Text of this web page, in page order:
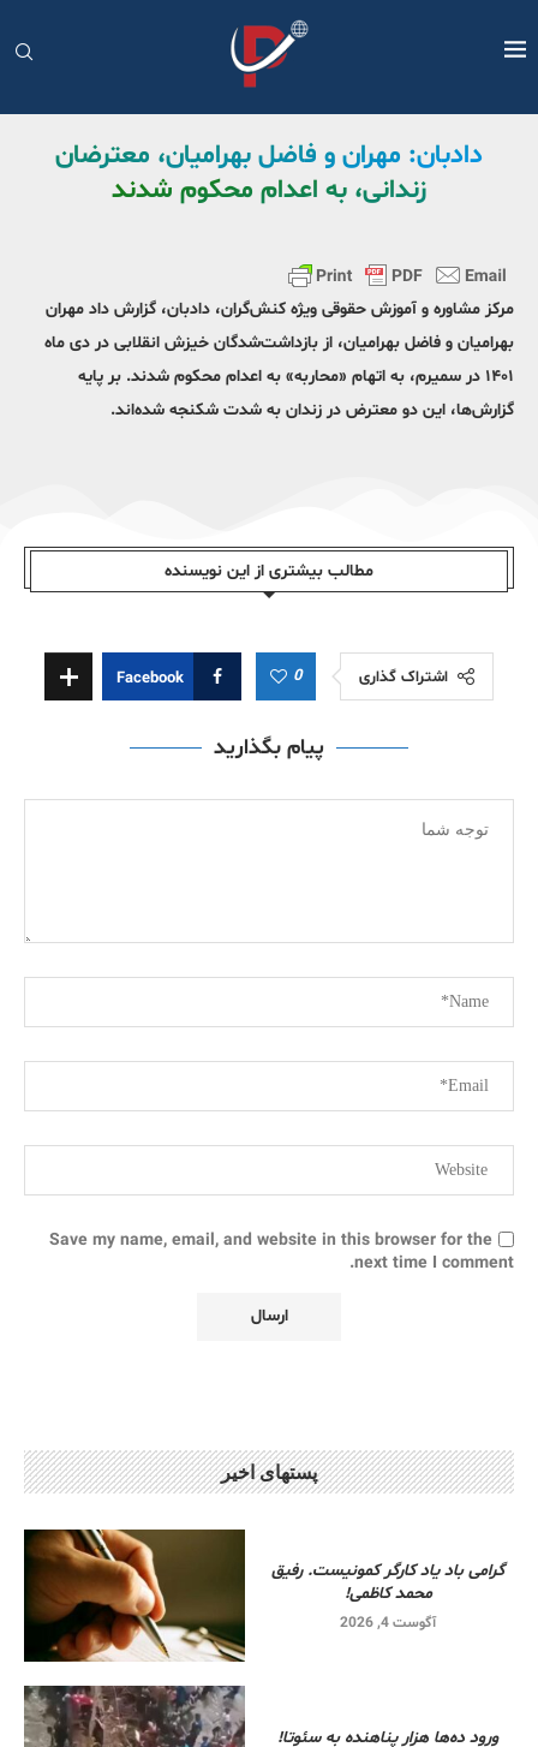
دادبان: مهران و فاضل بهرامیان، معترضان
زندانی، به اعدام محکوم شدند
مرکز مشاوره و آموزش حقوقی ویژه کنش‌گران، دادبان، گزارش داد مهران
بهرامیان و فاضل بهرامیان، از بازداشت‌شدگان خیزش انقلابی در دی‌ ماه
۱۴۰۱ در سمیرم، به اتهام «محاربه» به اعدام محکوم شدند. بر پایه
گزارش‌‌ها، این دو معترض در زندان به شدت شکنجه شده‌اند.
مطالب بیشتری از این نویسندە
اشتراک گذاری 0
Facebook
پیام بگذارید
Save my name, email, and website in this browser for the
next time I comment.
پستهای اخیر
گرامی باد یاد کارگر کمونیست. رفیق
محمد کاظمی!
آگوست 4, 2026
ورود ده‌ها هزار پناهنده به سئوتا!